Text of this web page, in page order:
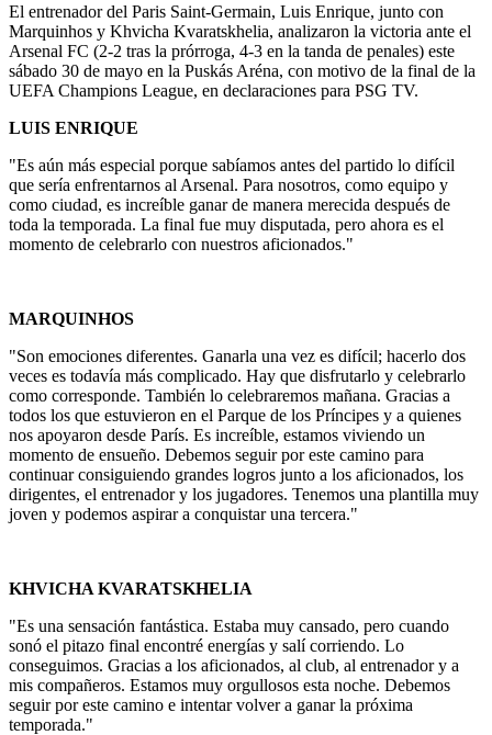
El entrenador del Paris Saint-Germain, Luis Enrique, junto con
Marquinhos y Khvicha Kvaratskhelia, analizaron la victoria ante el
Arsenal FC (2-2 tras la prórroga, 4-3 en la tanda de penales) este
sábado 30 de mayo en la Puskás Aréna, con motivo de la final de la
UEFA Champions League, en declaraciones para PSG TV.
LUIS ENRIQUE
"Es aún más especial porque sabíamos antes del partido lo difícil
que sería enfrentarnos al Arsenal. Para nosotros, como equipo y
como ciudad, es increíble ganar de manera merecida después de
toda la temporada. La final fue muy disputada, pero ahora es el
momento de celebrarlo con nuestros aficionados."
MARQUINHOS
"Son emociones diferentes. Ganarla una vez es difícil; hacerlo dos
veces es todavía más complicado. Hay que disfrutarlo y celebrarlo
como corresponde. También lo celebraremos mañana. Gracias a
todos los que estuvieron en el Parque de los Príncipes y a quienes
nos apoyaron desde París. Es increíble, estamos viviendo un
momento de ensueño. Debemos seguir por este camino para
continuar consiguiendo grandes logros junto a los aficionados, los
dirigentes, el entrenador y los jugadores. Tenemos una plantilla muy
joven y podemos aspirar a conquistar una tercera."
KHVICHA KVARATSKHELIA
"Es una sensación fantástica. Estaba muy cansado, pero cuando
sonó el pitazo final encontré energías y salí corriendo. Lo
conseguimos. Gracias a los aficionados, al club, al entrenador y a
mis compañeros. Estamos muy orgullosos esta noche. Debemos
seguir por este camino e intentar volver a ganar la próxima
temporada."